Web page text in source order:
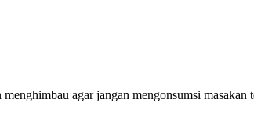
agar jangan mengonsumsi